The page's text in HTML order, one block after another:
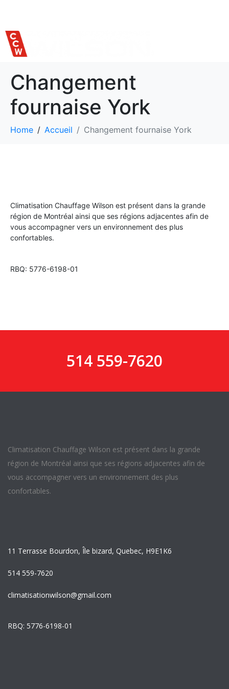
Changement
fournaise York
Home Accueil Changement fournaise York
Climatisation Chauffage Wilson est présent dans la grande
région de Montréal ainsi que ses régions adjacentes afin de
vous accompagner vers un environnement des plus
confortables.
RBQ: 5776-6198-01
514 559-7620
Climatisation Chauffage Wilson est présent dans la grande
région de Montréal ainsi que ses régions adjacentes afin de
vous accompagner vers un environnement des plus
confortables.
11 Terrasse Bourdon, Île bizard, Quebec, H9E1K6
514 559-7620
climatisationwilson@gmail.com
RBQ: 5776-6198-01